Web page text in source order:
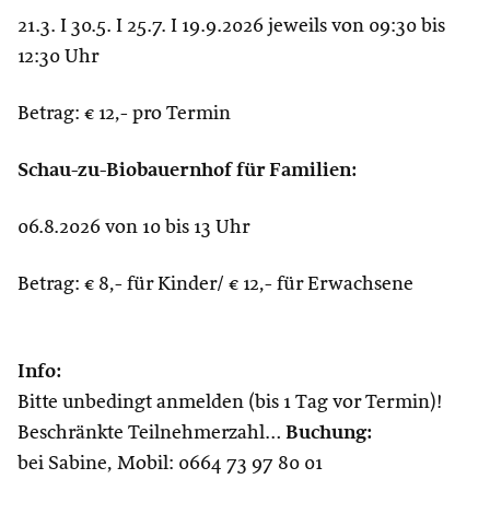
21.3. I 30.5. I 25.7. I 19.9.2026 jeweils von 09:30 bis
12:30 Uhr
Betrag: € 12,- pro Termin
Schau-zu-Biobauernhof für Familien:
06.8.2026 von 10 bis 13 Uhr
Betrag: € 8,- für Kinder/ € 12,- für Erwachsene
Info:
Bitte unbedingt anmelden (bis 1 Tag vor Termin)!
Beschränkte Teilnehmerzahl… Buchung:
bei Sabine, Mobil: 0664 73 97 80 01